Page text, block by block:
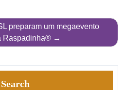
preparam um megaevento
Raspadinha®
Search